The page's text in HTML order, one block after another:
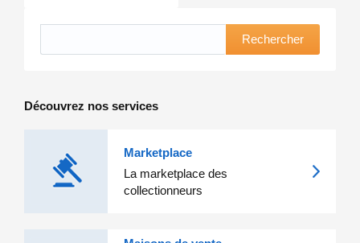
Rechercher
Découvrez nos services
Marketplace
La marketplace des
collectionneurs